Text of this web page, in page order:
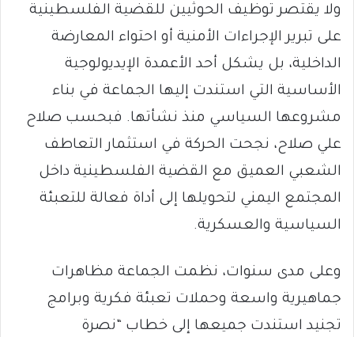
ولا يقتصر توظيف الحوثيين للقضية الفلسطينية
على تبرير الإجراءات الأمنية أو احتواء المعارضة
الداخلية، بل يشكل أحد الأعمدة الإيديولوجية
الأساسية التي استندت إليها الجماعة في بناء
مشروعها السياسي منذ نشأتها. فبحسب صلاح
علي صلاح، نجحت الحركة في استثمار التعاطف
الشعبي العميق مع القضية الفلسطينية داخل
المجتمع اليمني لتحويلها إلى أداة فعالة للتعبئة
السياسية والعسكرية.
وعلى مدى سنوات، نظمت الجماعة مظاهرات
جماهيرية واسعة وحملات تعبئة فكرية وبرامج
تجنيد استندت جميعها إلى خطاب “نصرة